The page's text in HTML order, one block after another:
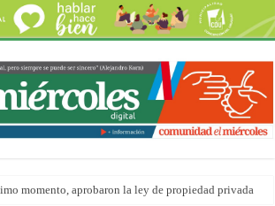
momento, aprobaron la ley de propiedad privada
9 de agosto: la agenda ¿A dónde ir? para este